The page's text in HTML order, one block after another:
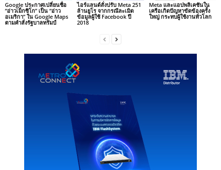
Google ประกาศเปลี่ยนชื่อ
“อ่าวเม็กซิโก” เป็น “อ่าว
อเมริกา” ใน Google Maps
ตามคำสั่งรัฐบาลทรัมป์
ไอร์แลนด์สั่งปรับ Meta 251
ล้านยูโร จากกรณีละเมิด
ข้อมูลผู้ใช้ Facebook ปี
2018
Meta และแอปพลิเคชันใน
เครือเกิดปัญหาขัดข้องครั้ง
ใหญ่ กระทบผู้ใช้งานทั่วโลก